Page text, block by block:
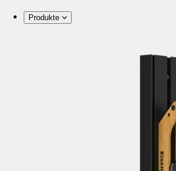
Produkte